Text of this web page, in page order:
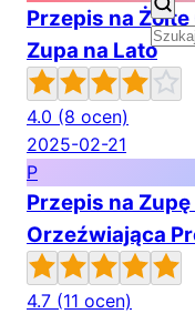
Przepis na
Zupa na Lato
4.0 (8 ocen)
2025-02-21
P
Przepis na
Orzeźwiająca
4.7 (11 ocen)